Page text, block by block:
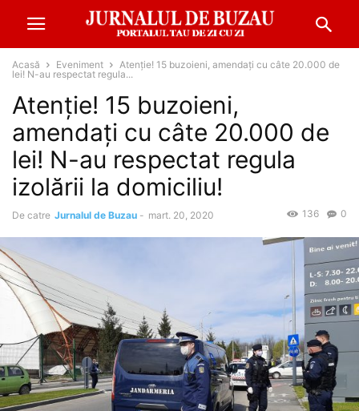
Acasă Eveniment
Atenție! 15 buzoieni, amendați cu câte 20.000 de
lei! N-au respectat regula...
Atenție! 15 buzoieni,
amendați cu câte 20.000 de
lei! N-au respectat regula
izolării la domiciliu!
De catre Jurnalul de Buzau - mart. 20, 2020 0
136